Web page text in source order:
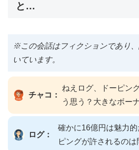
と…
※この会話はフィクションであり
いています。
チャコ：
ねえログ、ドーピン
う思う？大きなボー
ログ：
確かに16億円は魅力
ピングが許されるのは